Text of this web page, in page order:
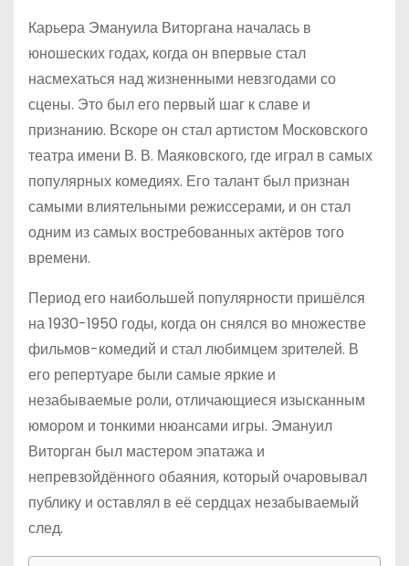
Карьера Эмануила Виторгана началась в
юношеских годах, когда он впервые стал
насмехаться над жизненными невзгодами со
сцены. Это был его первый шаг к славе и
признанию. Вскоре он стал артистом Московского
театра имени В. В. Маяковского, где играл в самых
популярных комедиях. Его талант был признан
самыми влиятельными режиссерами, и он стал
одним из самых востребованных актёров того
времени.
Период его наибольшей популярности пришёлся
на 1930-1950 годы, когда он снялся во множестве
фильмов-комедий и стал любимцем зрителей. В
его репертуаре были самые яркие и
незабываемые роли, отличающиеся изысканным
юмором и тонкими нюансами игры. Эмануил
Виторган был мастером эпатажа и
непревзойдённого обаяния, который очаровывал
публику и оставлял в её сердцах незабываемый
след.